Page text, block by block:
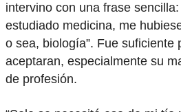
intervino con una frase
estudiado medicina, me
o sea, biología”. Fue suficiente
aceptaran, especialmente su
de profesión.